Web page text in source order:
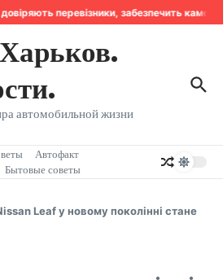
довіряють перевізники, забезпечить
автомобильной жизни
Автофакт
Бытовые советы
Leaf у новому поколінні стане